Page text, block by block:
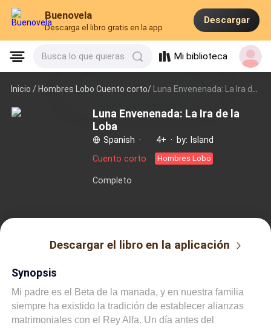
Buenovela
Descarga el libro gratis en la app
Descargar
Busca lo que quieras Mi biblioteca
Inicio /Hombres Lobo Cuento corto/ Luna Envenenada: La Ira de la Loba
Luna Envenenada: La Ira de la
Loba
Spanish · 4+ ·
by: Island
Cuento corto
Hombres Lobo
Completo
Descargar el libro en la aplicación
Synopsis
Mi padre es el Beta de la manada, y en nuestra familia
siempre ha existido la tradición de establecer alianzas
matrimoniales con el Rey Alfa. Un día antes del